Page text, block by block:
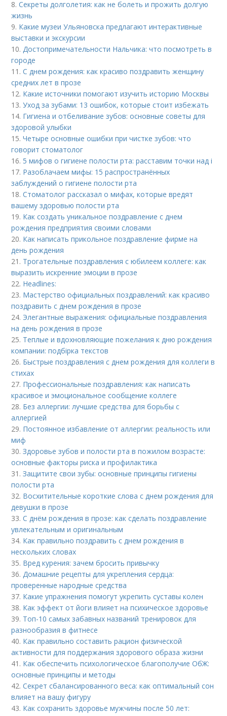
8.Секреты долголетия: как не болеть и прожить долгую
жизнь
9. Какие музеи Ульяновска предлагают интерактивные
выставки и экскурсии
10.Достопримечательности Нальчика: что посмотреть в
городе
11.С днем рождения: как красиво поздравить женщину
средних лет в прозе
12. Какие источники помогают изучить историю Москвы
13.Уход за зубами: 13 ошибок, которые стоит избежать
14. Гигиена и отбеливание зубов: основные советы для
здоровой улыбки
15.Четыре основные ошибки при чистке зубов: что
говорит стоматолог
16. 5 мифов о гигиене полости рта: расставим точки над i
17. Разоблачаем мифы: 15 распространённых
заблуждений о гигиене полости рта
18.Стоматолог рассказал о мифах, которые вредят
вашему здоровью полости рта
19. Как создать уникальное поздравление с днем
рождения предприятия своими словами
20. Как написать прикольное поздравление фирме на
день рождения
21. Трогательные поздравления с юбилеем коллеге: как
выразить искренние эмоции в прозе
22. Headlines:
23. Мастерство официальных поздравлений: как красиво
поздравить с днем рождения в прозе
24. Элегантные выражения: официальные поздравления
на день рождения в прозе
25. Теплые и вдохновляющие пожелания к дню рождения
компании: подбірка текстов
26. Быстрые поздравления с днем рождения для коллеги в
стихах
27. Профессиональные поздравления: как написать
красивое и эмоциональное сообщение коллеге
28. Без аллергии: лучшие средства для борьбы с
аллергией
29. Постоянное избавление от аллергии: реальность или
миф
30.Здоровье зубов и полости рта в пожилом возрасте:
основные факторы риска и профилактика
31.Защитите свои зубы: основные принципы гигиены
полости рта
32. Восхитительные короткие слова с днем рождения для
девушки в прозе
33.С днём рождения в прозе: как сделать поздравление
увлекательным и оригинальным
34. Как правильно поздравить с днем рождения в
нескольких словах
35. Вред курения: зачем бросить привычку
36.Домашние рецепты для укрепления сердца:
проверенные народные средства
37. Какие упражнения помогут укрепить суставы колен
38. Как эффект от йоги влияет на психическое здоровье
39. Топ-10 самых забавных названий тренировок для
разнообразия в фитнесе
40. Как правильно составить рацион физической
активности для поддержания здорового образа жизни
41. Как обеспечить психологическое благополучие ОбЖ:
основные принципы и методы
42.Секрет сбалансированного веса: как оптимальный сон
влияет на вашу фигуру
43. Как сохранить здоровье мужчины после 50 лет: